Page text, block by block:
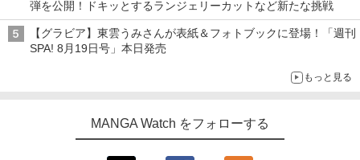
弾を公開！ドキッとするランジェリーカットなど新たな挑戦
【グラビア】東雲うみさんが表紙＆フォトブックに登場！「週刊
SPA! 8月19日号」本日発売
もっと見る
MANGA Watch をフォローする